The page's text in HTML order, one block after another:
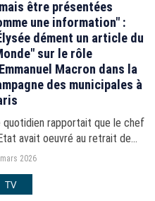
être présentées
une information" :
dément un article du
sur le rôle
Macron dans la
des municipales à
quotidien rapportait que le chef
avait oeuvré au retrait de
Knafo pour favoriser la liste
2026
TV